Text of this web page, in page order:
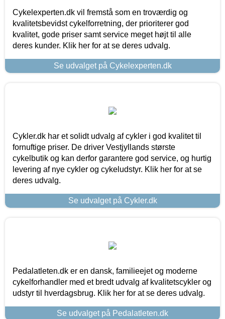
Cykelexperten.dk vil fremstå som en troværdig og
kvalitetsbevidst cykelforretning, der prioriterer god
kvalitet, gode priser samt service meget højt til alle
deres kunder. Klik her for at se deres udvalg.
Se udvalget på Cykelexperten.dk
Cykler.dk har et solidt udvalg af cykler i god kvalitet til
fornuftige priser. De driver Vestjyllands største
cykelbutik og kan derfor garantere god service, og hurtig
levering af nye cykler og cykeludstyr. Klik her for at se
deres udvalg.
Se udvalget på Cykler.dk
Pedalatleten.dk er en dansk, familieejet og moderne
cykelforhandler med et bredt udvalg af kvalitetscykler og
udstyr til hverdagsbrug. Klik her for at se deres udvalg.
Se udvalget på Pedalatleten.dk